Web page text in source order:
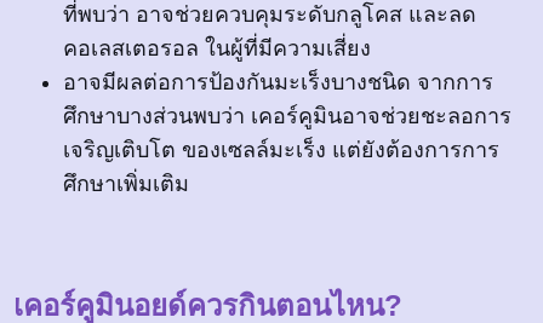
ที่พบว่า อาจช่วยควบคุมระดับกลูโคส และลด
คอเลสเตอรอล ในผู้ที่มีความเสี่ยง
อาจมีผลต่อการป้องกันมะเร็งบางชนิด จากการ
ศึกษาบางส่วนพบว่า เคอร์คูมินอาจช่วยชะลอการ
เจริญเติบโต ของเซลล์มะเร็ง แต่ยังต้องการการ
ศึกษาเพิ่มเติม
เคอร์คูมินอยด์ควรกินตอนไหน?